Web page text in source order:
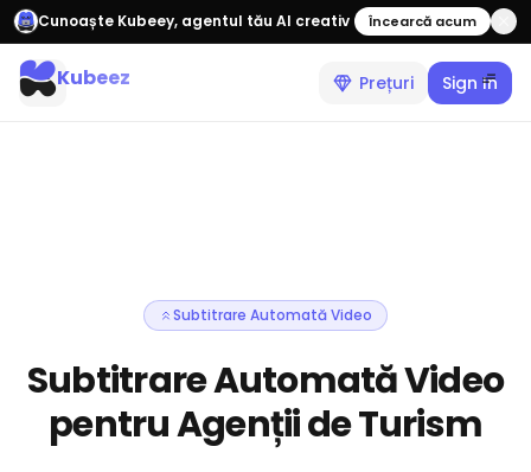
Cunoaște Kubeey, agentul tău AI creativ Încearcă acum
Prețuri Sign In
Kubeez
Subtitrare Automată Video
Subtitrare Automată Video
pentru Agenții de Turism